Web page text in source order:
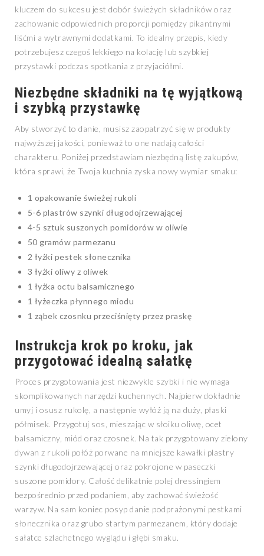
kluczem do sukcesu jest dobór świeżych składników oraz
zachowanie odpowiednich proporcji pomiędzy pikantnymi
liśćmi a wytrawnymi dodatkami. To idealny przepis, kiedy
potrzebujesz czegoś lekkiego na kolację lub szybkiej
przystawki podczas spotkania z przyjaciółmi.
Niezbędne składniki na tę wyjątkową
i szybką przystawkę
Aby stworzyć to danie, musisz zaopatrzyć się w produkty
najwyższej jakości, ponieważ to one nadają całości
charakteru. Poniżej przedstawiam niezbędną listę zakupów,
która sprawi, że Twoja kuchnia zyska nowy wymiar smaku:
1 opakowanie świeżej rukoli
5-6 plastrów szynki długodojrzewającej
4-5 sztuk suszonych pomidorów w oliwie
50 gramów parmezanu
2 łyżki pestek słonecznika
3 łyżki oliwy z oliwek
1 łyżka octu balsamicznego
1 łyżeczka płynnego miodu
1 ząbek czosnku przeciśnięty przez praskę
Instrukcja krok po kroku, jak
przygotować idealną sałatkę
Proces przygotowania jest niezwykle szybki i nie wymaga
skomplikowanych narzędzi kuchennych. Najpierw dokładnie
umyj i osusz rukolę, a następnie wyłóż ją na duży, płaski
półmisek. Przygotuj sos, mieszając w słoiku oliwę, ocet
balsamiczny, miód oraz czosnek. Na tak przygotowany zielony
dywan z rukoli połóż porwane na mniejsze kawałki plastry
szynki długodojrzewającej oraz pokrojone w paseczki
suszone pomidory. Całość delikatnie polej dressingiem
bezpośrednio przed podaniem, aby zachować świeżość
warzyw. Na sam koniec posyp danie podprażonymi pestkami
słonecznika oraz grubo startym parmezanem, który dodaje
sałatce szlachetnego wyglądu i głębi smaku.